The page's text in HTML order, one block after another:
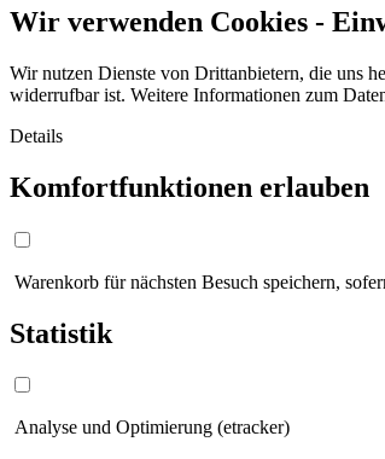
Wir verwenden Cookies -
Wir nutzen Dienste von Drittanbietern, die uns
widerrufbar ist. Weitere Informationen zum
Details
Komfortfunktionen erlauben
Warenkorb für nächsten Besuch speichern,
Statistik
Analyse und Optimierung (etracker)